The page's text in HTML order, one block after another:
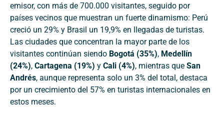
emisor, con más de 700.000 visitantes, seguido por
países vecinos que muestran un fuerte dinamismo: Perú
creció un 29% y Brasil un 19,9% en llegadas de turistas.
Las ciudades que concentran la mayor parte de los
visitantes continúan siendo Bogotá (35%), Medellín
(24%), Cartagena (19%) y Cali (4%), mientras que San
Andrés, aunque representa solo un 3% del total, destaca
por un crecimiento del 57% en turistas internacionales en
estos meses.